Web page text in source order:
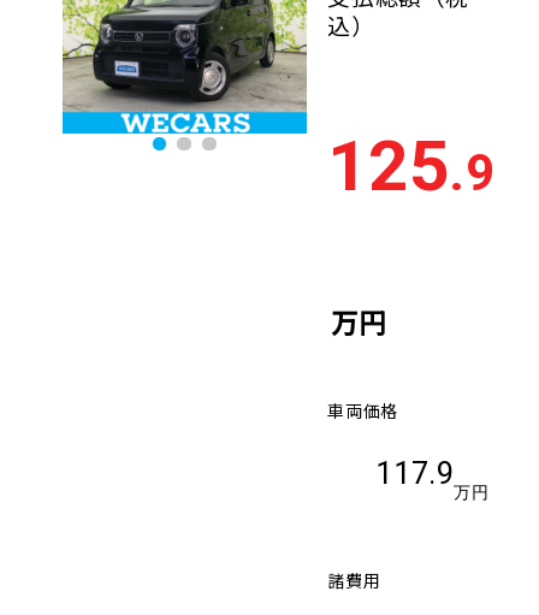
込）
125.9
万円
車両価格
117.9
万円
諸費用